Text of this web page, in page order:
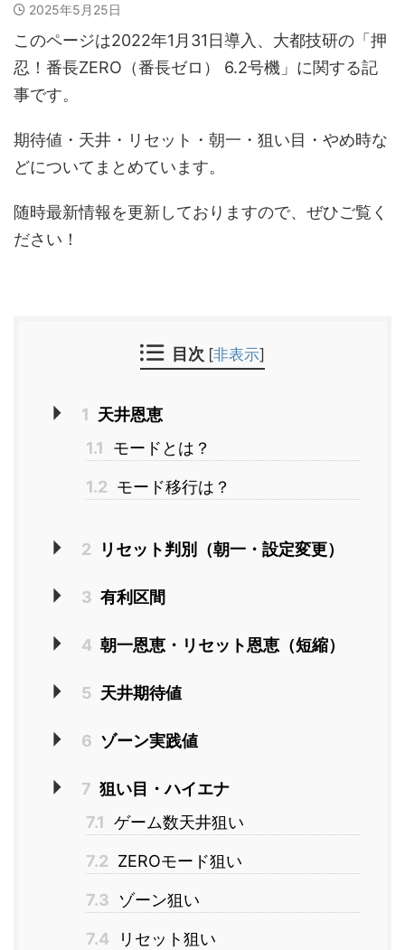
2025年5月25日
このページは2022年1月31日導入、大都技研の「押
忍！番長ZERO（番長ゼロ） 6.2号機」に関する記
事です。
期待値・天井・リセット・朝一・狙い目・やめ時な
どについてまとめています。
随時最新情報を更新しておりますので、ぜひご覧く
ださい！
目次 [非表示]
1 天井恩恵
1.1
モードとは？
1.2 モード移行は？
2 リセット判別（朝一・設定変更）
3 有利区間
4 朝一恩恵・リセット恩恵（短縮）
5 天井期待値
6 ゾーン実践値
7 狙い目・ハイエナ
7.1 ゲーム数天井狙い
7.2 ZEROモード狙い
7.3 ゾーン狙い
7.4 リセット狙い